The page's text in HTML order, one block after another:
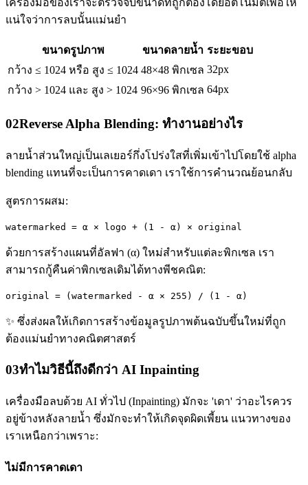
เครื่องมือของเราจะตรวจจับขนาดที่ถูกต้องโดยอัตโนมัติเพื่อให้
แน่ใจว่าการลบนั้นแม่นยำ
ขนาดรูปภาพ ขนาดลายน้ำ ระยะขอบ
กว้าง ≤ 1024 หรือ สูง ≤ 1024 48×48 พิกเซล 32px
กว้าง > 1024 และ สูง > 1024 96×96 พิกเซล 64px
02Reverse Alpha Blending: ทำงานอย่างไร
ลายน้ำส่วนใหญ่เป็นเลเยอร์กึ่งโปร่งใสที่เพิ่มเข้าไปโดยใช้ alpha
blending แทนที่จะเป็นการคาดเดา เราใช้การคำนวณย้อนกลับ
สูตรการผสม:
watermarked = α × logo + (1 - α) × original
ด้วยการสร้างแผนที่อัลฟา (α) ใหม่สำหรับแต่ละพิกเซล เรา
สามารถกู้คืนค่าพิกเซลเดิมได้ทางพีชคณิต:
original = (watermarked - α × 255) / (1 - α)
✨ ซึ่งส่งผลให้เกิดการสร้างข้อมูลรูปภาพต้นฉบับขึ้นใหม่ที่ถูก
ต้องแม่นยำทางคณิตศาสตร์
03ทำไมวิธีนี้ถึงดีกว่า AI Inpainting
เครื่องมือลบด้วย AI ทั่วไป (Inpainting) มักจะ 'เดา' ว่าอะไรควร
อยู่ข้างหลังลายน้ำ ซึ่งมักจะทำให้เกิดจุดผิดเพี้ยน แนวทางของ
เราเหนือกว่าเพราะ:
ไม่มีการคาดเดา